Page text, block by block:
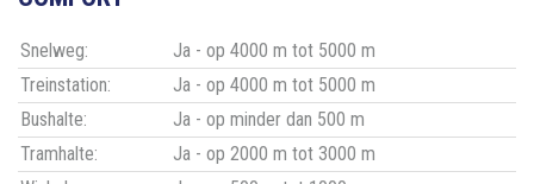
Snelweg:
Ja - op 4000 m tot 5000 m
Treinstation:
Ja - op 4000 m tot 5000 m
Bushalte:
Ja - op minder dan 500 m
Tramhalte:
Ja - op 2000 m tot 3000 m